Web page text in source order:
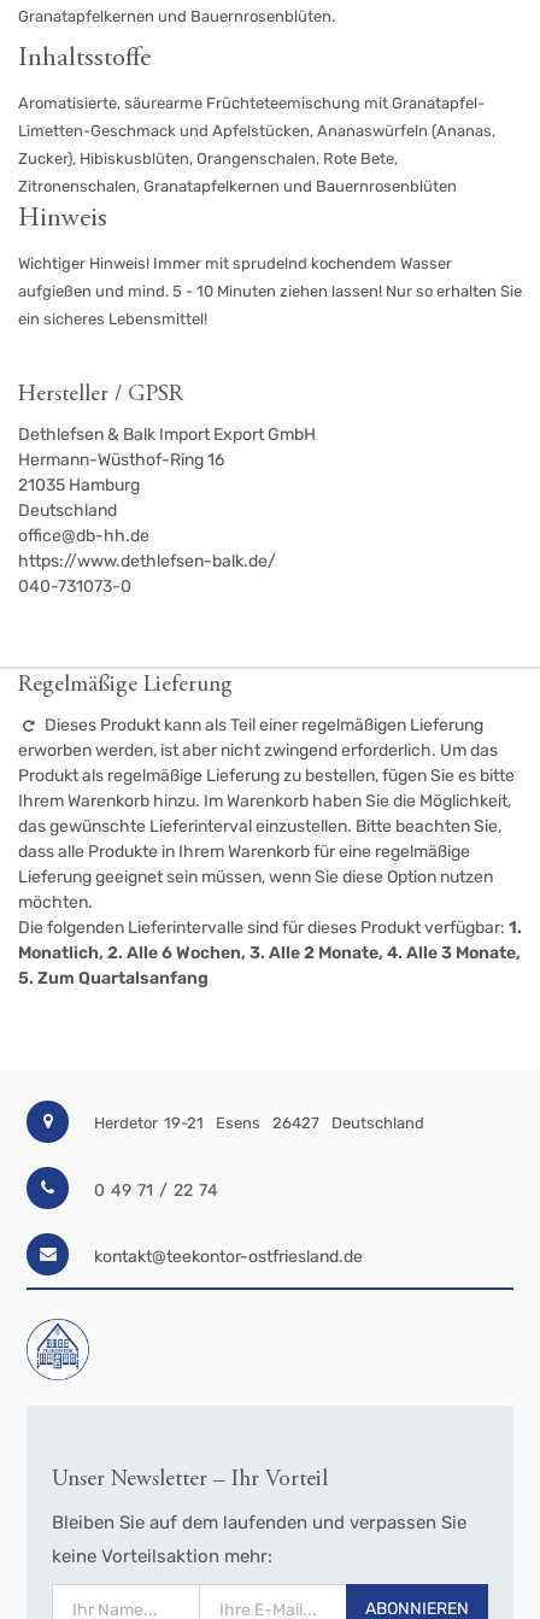
Granatapfelkernen und Bauernrosenblüten.
Inhaltsstoffe
Aromatisierte, säurearme Früchteteemischung mit Granatapfel-
Limetten-Geschmack und Apfelstücken, Ananaswürfeln (Ananas,
Zucker), Hibiskusblüten, Orangenschalen, Rote Bete,
Zitronenschalen, Granatapfelkernen und Bauernrosenblüten
Hinweis
Wichtiger Hinweis! Immer mit sprudelnd kochendem Wasser
aufgießen und mind. 5 - 10 Minuten ziehen lassen! Nur so erhalten Sie
ein sicheres Lebensmittel!
Hersteller / GPSR
Dethlefsen & Balk Import Export GmbH
Hermann-Wüsthof-Ring 16
21035 Hamburg
Deutschland
office@db-hh.de
https://www.dethlefsen-balk.de/
040-731073-0
Regelmäßige Lieferung
Dieses Produkt kann als Teil einer regelmäßigen Lieferung
erworben werden, ist aber nicht zwingend erforderlich. Um das
Produkt als regelmäßige Lieferung zu bestellen, fügen Sie es bitte
Ihrem Warenkorb hinzu. Im Warenkorb haben Sie die Möglichkeit,
das gewünschte Lieferinterval einzustellen. Bitte beachten Sie,
dass alle Produkte in Ihrem Warenkorb für eine regelmäßige
Lieferung geeignet sein müssen, wenn Sie diese Option nutzen
möchten.
Die folgenden Lieferintervalle sind für dieses Produkt verfügbar: 1.
Monatlich, 2. Alle 6 Wochen, 3. Alle 2 Monate, 4. Alle 3 Monate,
5. Zum Quartalsanfang
Herdetor 19-21 Esens 26427 Deutschland
0 49 71 / 22 74
kontakt@teekontor-ostfriesland.de
Unser Newsletter – Ihr Vorteil
Bleiben Sie auf dem laufenden und verpassen Sie
keine Vorteilsaktion mehr:
ABONNIEREN